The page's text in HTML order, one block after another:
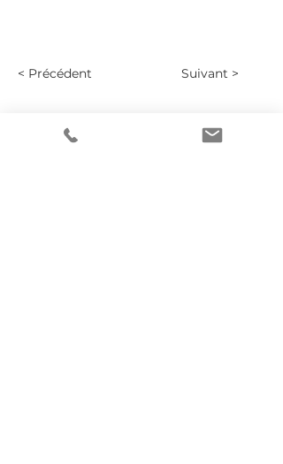
< Précédent Suivant >